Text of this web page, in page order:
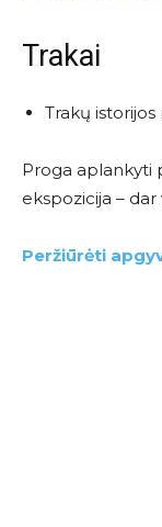
Trakai
Trakų
Proga aplankyti
ekspozicija – dar
Peržiūrėti